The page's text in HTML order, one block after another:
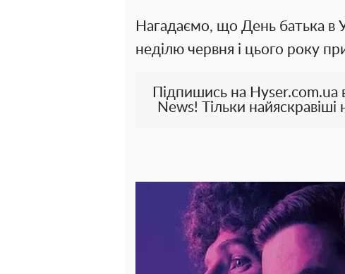
Нагадаємо, що День батька в
неділю червня і цього року
Підпишись на Hyser.com.ua
News! Тільки найяскравіші